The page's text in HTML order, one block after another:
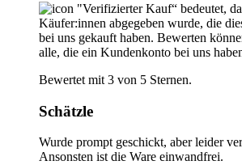
"Verifizierter Kauf“ bedeutet,
Käufer:innen abgegeben wurde, die
bei uns gekauft haben. Bewerten
alle, die ein Kundenkonto bei uns
Bewertet mit 3 von 5 Sternen.
Schätzle
Wurde prompt geschickt, aber leider
Ansonsten ist die Ware einwandfrei.